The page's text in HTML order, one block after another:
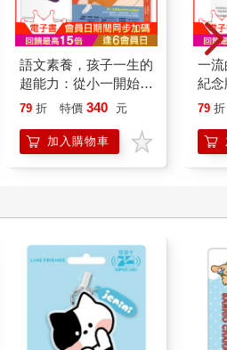
語文素養，孩子一生的
超能力：從小一開始，
練就AI時代必備的競爭
冊）
79 折 特價 340 元
加入購物車
一流
紀
服
79 折